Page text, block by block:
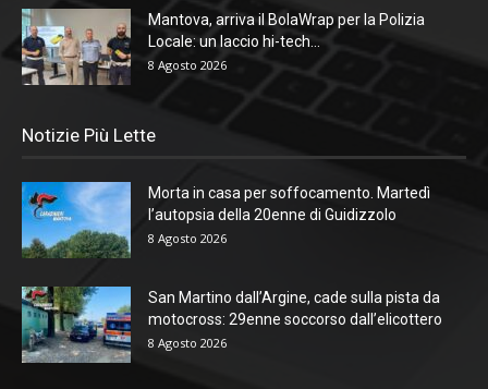
Mantova, arriva il BolaWrap per la Polizia
Locale: un laccio hi-tech...
8 Agosto 2026
Notizie Più Lette
Morta in casa per soffocamento. Martedì
l’autopsia della 20enne di Guidizzolo
8 Agosto 2026
San Martino dall’Argine, cade sulla pista da
motocross: 29enne soccorso dall’elicottero
8 Agosto 2026